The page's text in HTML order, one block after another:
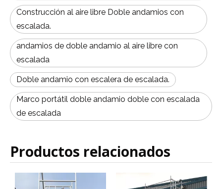
Construcción al aire libre Doble andamios con
escalada.
andamios de doble andamio al aire libre con
escalada
Doble andamio con escalera de escalada.
Marco portátil doble andamio doble con escalada
de escalada
Productos relacionados